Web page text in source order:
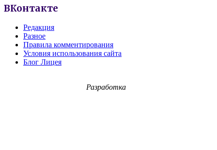
ВКонтакте
Редакция
Разное
Правила комментирования
Условия использования сайта
Блог Лицея
Разработка